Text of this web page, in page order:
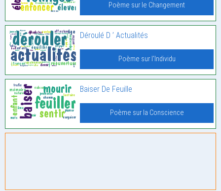
Poème sur le Changement
Déroulé D ’ Actualités
Poème sur l'Individu
Baiser De Feuille
Poème sur la Conscience